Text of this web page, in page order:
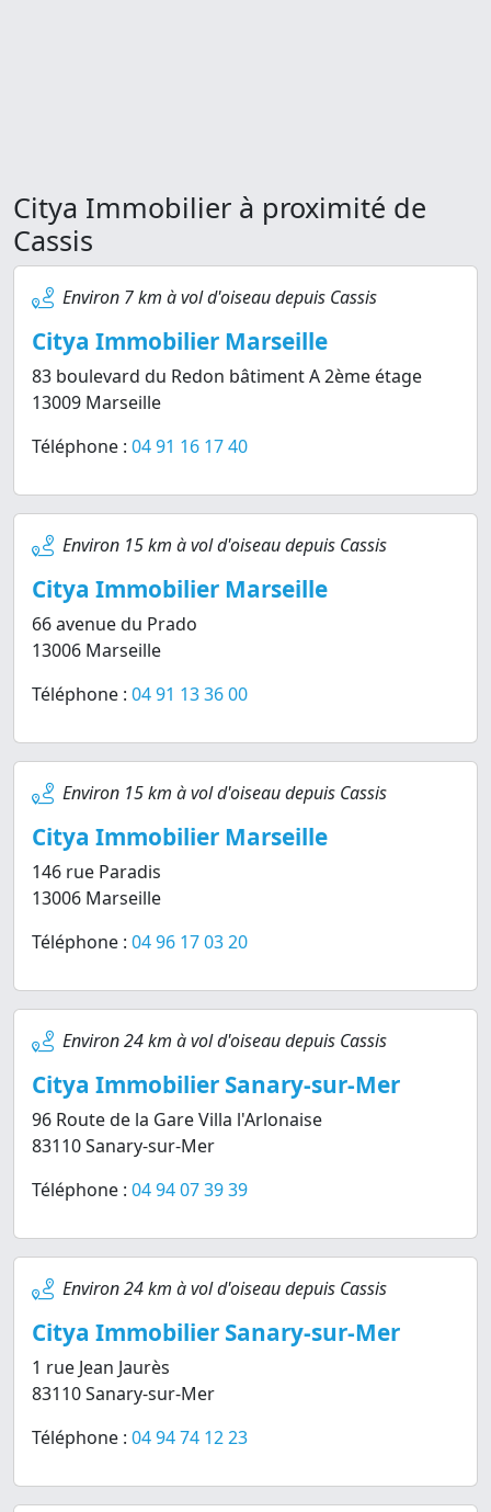
Citya Immobilier à proximité de
Cassis
Environ 7 km à vol d'oiseau depuis Cassis
Citya Immobilier Marseille
83 boulevard du Redon bâtiment A 2ème étage
13009 Marseille
Téléphone : 04 91 16 17 40
Environ 15 km à vol d'oiseau depuis Cassis
Citya Immobilier Marseille
66 avenue du Prado
13006 Marseille
Téléphone : 04 91 13 36 00
Environ 15 km à vol d'oiseau depuis Cassis
Citya Immobilier Marseille
146 rue Paradis
13006 Marseille
Téléphone : 04 96 17 03 20
Environ 24 km à vol d'oiseau depuis Cassis
Citya Immobilier Sanary-sur-Mer
96 Route de la Gare Villa l'Arlonaise
83110 Sanary-sur-Mer
Téléphone : 04 94 07 39 39
Environ 24 km à vol d'oiseau depuis Cassis
Citya Immobilier Sanary-sur-Mer
1 rue Jean Jaurès
83110 Sanary-sur-Mer
Téléphone : 04 94 74 12 23